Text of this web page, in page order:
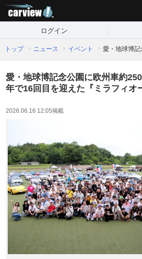
ログイン
トップ ニュース イベント 愛・地球博
愛・地球博記念公園に欧州車約
年で16回目を迎えた『ミラフィオ
2026.06.16 12:05掲載